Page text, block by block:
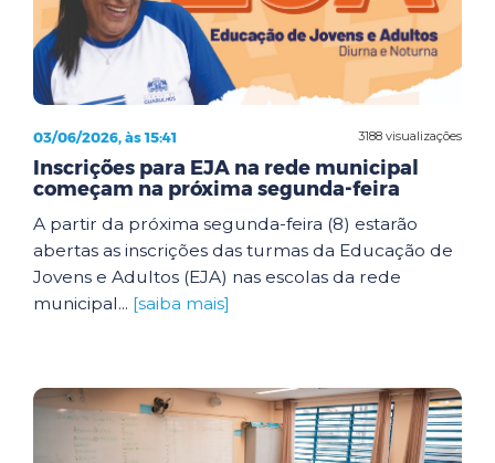
3188 visualizações
03/06/2026, às 15:41
Inscrições para EJA na rede municipal
começam na próxima segunda-feira
A partir da próxima segunda-feira (8) estarão
abertas as inscrições das turmas da Educação de
Jovens e Adultos (EJA) nas escolas da rede
municipal... [saiba mais]